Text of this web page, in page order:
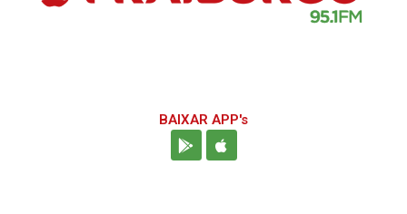
BAIXAR APP's